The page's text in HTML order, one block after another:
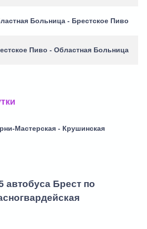
Больница - Брестское Пиво
Пиво - Областная Больница
Мастерская - Крушинская
автобуса Брест по